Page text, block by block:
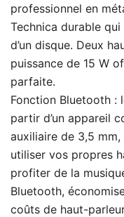
professionnel en
Technica durable
d’un disque. Deux
puissance de 15 W
parfaite.
Fonction Bluetooth :
partir d’un appareil
auxiliaire de 3,5
utiliser vos propres
profiter de la
Bluetooth,
coûts de haut-